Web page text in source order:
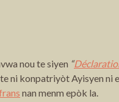
nou te siyen “
ni konpatriyòt Ayisyen
nan menm epòk la.